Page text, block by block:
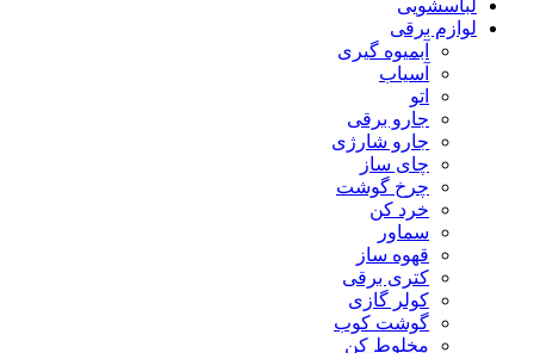
لباسشویی
لوازم برقی
آبمیوه گیری
آسیاب
اتو
جارو برقی
جارو شارژی
چای ساز
چرخ گوشت
خرد کن
سماور
قهوه ساز
کتری برقی
کولر گازی
گوشت کوب
مخلوط کن